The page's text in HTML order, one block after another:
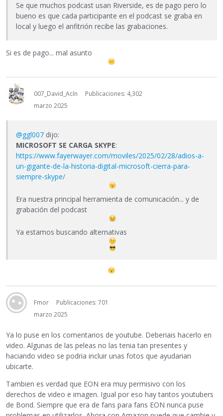
Se que muchos podcast usan Riverside, es de pago pero lo
bueno es que cada participante en el podcast se graba en
local y luego el anfitrión recibe las grabaciones.
Si es de pago... mal asunto
007_David_Acín
Publicaciones: 4,302
marzo 2025
@ggl007 dijo:
MICROSOFT SE CARGA SKYPE:
https://www.fayerwayer.com/moviles/2025/02/28/adios-a-
un-gigante-de-la-historia-digital-microsoft-cierra-para-
siempre-skype/
Era nuestra principal herramienta de comunicación... y de
grabación del podcast
Ya estamos buscando alternativas
Fmor
Publicaciones: 701
marzo 2025
Ya lo puse en los comentarios de youtube. Deberiais hacerlo en
video. Algunas de las peleas no las tenia tan presentes y
haciando video se podria incluir unas fotos que ayudarian
ubicarte.
Tambien es verdad que EON era muy permisivo con los
derechos de video e imagen. Igual por eso hay tantos youtubers
de Bond. Siempre que era de fans para fans EON nunca puse